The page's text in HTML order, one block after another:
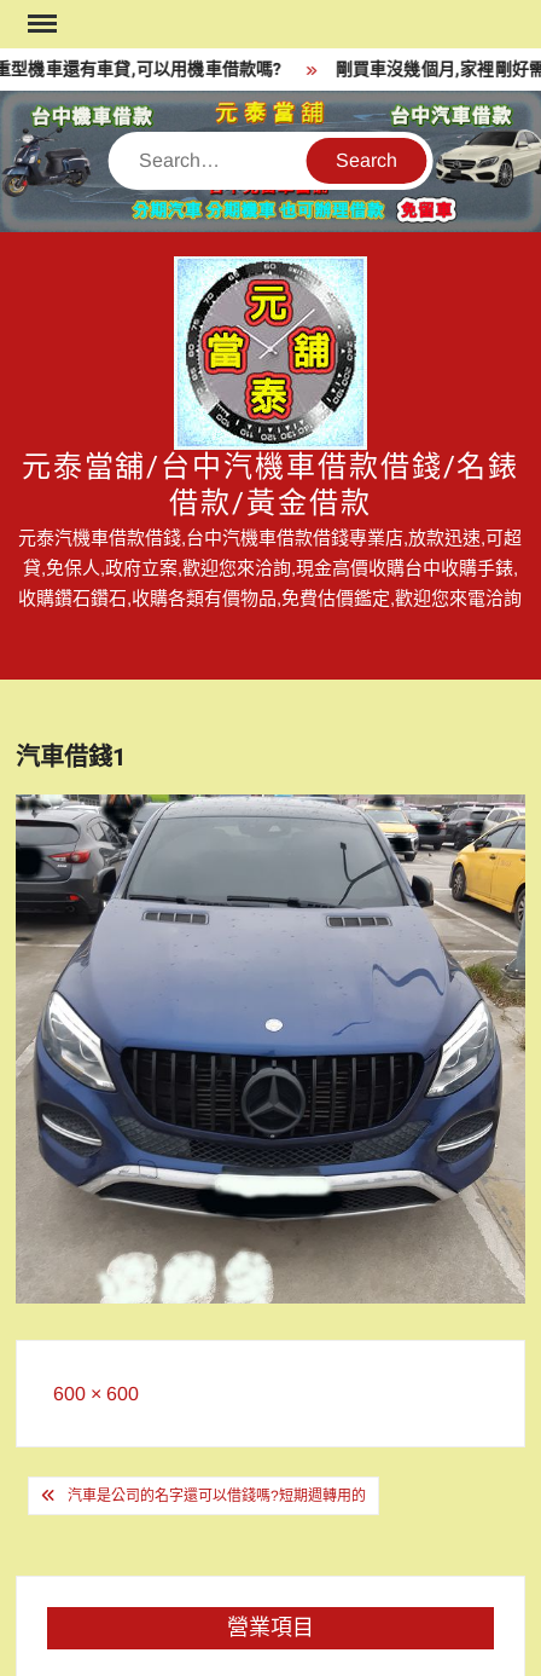
Skip
to
content
機車還有車貸,可以用機車借款嗎? 剛買車沒幾個月,家裡剛好
Search
元泰當舖/台中汽機車借款借錢/名錶
借款/黃金借款
元泰汽機車借款借錢,台中汽機車借款借錢專業店,放款迅速,可超
貸,免保人,政府立案,歡迎您來洽詢,現金高價收購台中收購手錶,
收購鑽石鑽石,收購各類有價物品,免費估價鑑定,歡迎您來電洽詢
汽車借錢1
Full
600 × 600
文
導
覽
汽車是公司的名字還可以借錢嗎?短期週轉用的
營業項目